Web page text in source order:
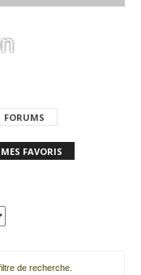
FORUMS
MES FAVORIS
de recherche.